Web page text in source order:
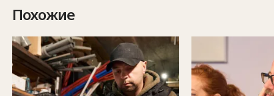
Похожие